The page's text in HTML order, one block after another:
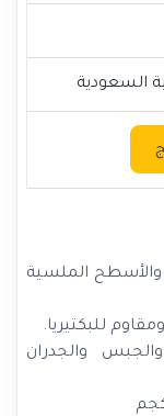
السعودية
والأسطح الملسية
للبكتيريا.
والجدران